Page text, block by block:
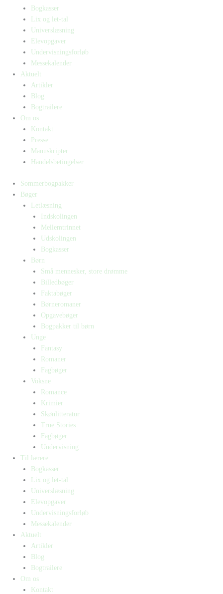
Bogkasser
Lix og let-tal
Universlæsning
Elevopgaver
Undervisningsforløb
Messekalender
Aktuelt
Artikler
Blog
Bogtrailere
Om os
Kontakt
Presse
Manuskripter
Handelsbetingelser
Sommerbogpakker
Bøger
Letlæsning
Indskolingen
Mellemtrinnet
Udskolingen
Bogkasser
Børn
Små mennesker, store drømme
Billedbøger
Faktabøger
Børneromaner
Opgavebøger
Bogpakker til børn
Unge
Fantasy
Romaner
Fagbøger
Voksne
Romance
Krimier
Skønlitteratur
True Stories
Fagbøger
Undervisning
Til lærere
Bogkasser
Lix og let-tal
Universlæsning
Elevopgaver
Undervisningsforløb
Messekalender
Aktuelt
Artikler
Blog
Bogtrailere
Om os
Kontakt